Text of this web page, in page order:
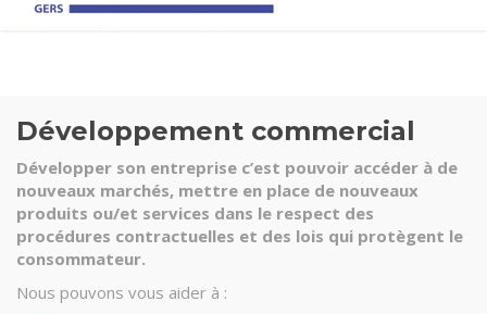
Développement commercial
Développer son entreprise c’est pouvoir accéder à de
nouveaux marchés, mettre en place de nouveaux
produits ou/et services dans le respect des
procédures contractuelles et des lois qui protègent le
consommateur.
Nous pouvons vous aider à :